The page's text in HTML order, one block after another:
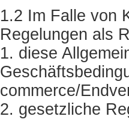
1.2 Im Falle von
Regelungen als
1. diese
commerce/
2. gesetzliche